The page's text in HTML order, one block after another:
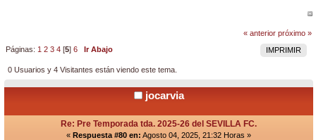
« anterior próximo »
IMPRIMIR
Páginas: 1 2 3 4 [5]6 Ir Abajo
0 Usuarios y 4 Visitantes están viendo este tema.
jocarvia
Re: Pre Temporada tda. 2025-26 del SEVILLA FC.
« Respuesta #80 en: Agosto 04, 2025, 21:32 Horas »